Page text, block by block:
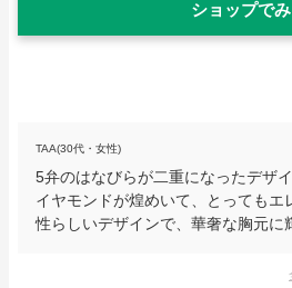
ショップで
TAA(30代・女性)
5弁のはなびらが二重になったデザ
イヤモンドが煌めいて、とってもエ
性らしいデザインで、華奢な胸元に